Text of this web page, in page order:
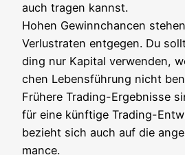
auch tra­gen kannst.
Hohen Gewinn­chan­cen
Ver­lust­ra­ten ent­ge­gen. Du
ding nur Kapi­tal ver­wen­den,
chen Lebens­füh­rung nicht
Frü­he­re Tra­ding-Ergeb­nis­se
für eine künf­ti­ge Tra­ding-
bezieht sich auch auf die
mance.